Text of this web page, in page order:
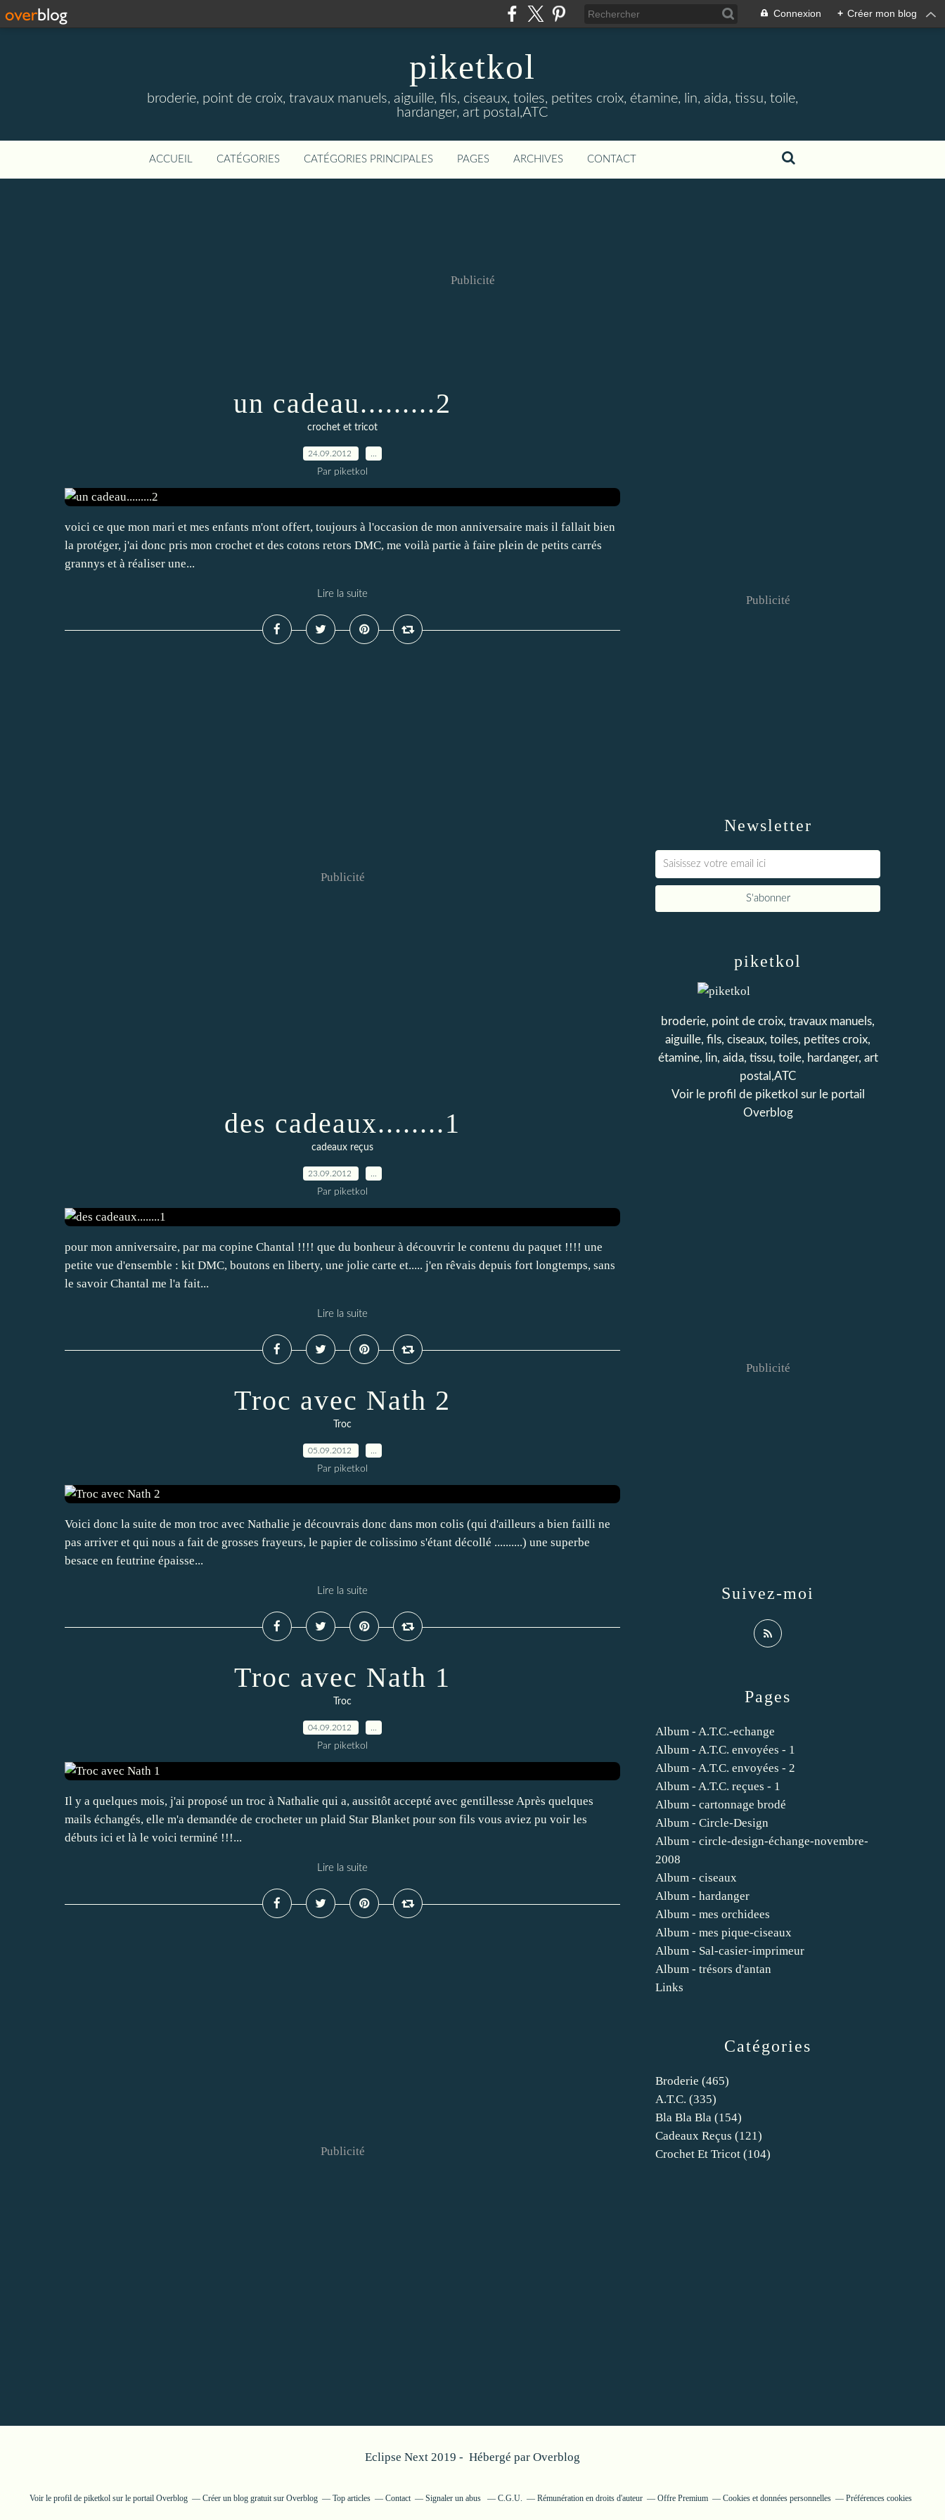
Connexion + Créer mon blog
piketkol
broderie, point de croix, travaux manuels, aiguille, fils, ciseaux, toiles, petites croix, étamine, lin, aida, tissu, toile,
hardanger, art postal,ATC
ACCUEIL CATÉGORIES CATÉGORIES PRINCIPALES PAGES ARCHIVES CONTACT
Publicité
un cadeau.........2
crochet et tricot
24.09.2012
Par piketkol
voici ce que mon mari et mes enfants m'ont offert, toujours à l'occasion de mon anniversaire mais il fallait bien
la protéger, j'ai donc pris mon crochet et des cotons retors DMC, me voilà partie à faire plein de petits carrés
grannys et à réaliser une...
Lire la suite
Publicité
des cadeaux........1
cadeaux reçus
23.09.2012
Par piketkol
pour mon anniversaire, par ma copine Chantal !!!! que du bonheur à découvrir le contenu du paquet !!!! une
petite vue d'ensemble : kit DMC, boutons en liberty, une jolie carte et..... j'en rêvais depuis fort longtemps, sans
le savoir Chantal me l'a fait...
Lire la suite
Troc avec Nath 2
Troc
05.09.2012
Par piketkol
Voici donc la suite de mon troc avec Nathalie je découvrais donc dans mon colis (qui d'ailleurs a bien failli ne
pas arriver et qui nous a fait de grosses frayeurs, le papier de colissimo s'étant décollé ..........) une superbe
besace en feutrine épaisse...
Lire la suite
Troc avec Nath 1
Troc
04.09.2012
Par piketkol
Il y a quelques mois, j'ai proposé un troc à Nathalie qui a, aussitôt accepté avec gentillesse Après quelques
mails échangés, elle m'a demandée de crocheter un plaid Star Blanket pour son fils vous aviez pu voir les
débuts ici et là le voici terminé !!!...
Lire la suite
Publicité
Newsletter
Publicité
Catégories
Broderie (465)
A.t.c. (335)
Bla Bla Bla (154)
Cadeaux Reçus (121)
Crochet Et Tricot (104)
Pages
Album - A.T.C.-echange
Album - A.T.C. envoyées - 1
Album - A.T.C. envoyées - 2
Album - A.T.C. reçues - 1
Album - cartonnage brodé
Album - Circle-Design
Album - circle-design-échange-novembre-
2008
Album - ciseaux
Album - hardanger
Album - mes orchidees
Album - mes pique-ciseaux
Album - Sal-casier-imprimeur
Album - trésors d'antan
Links
piketkol
broderie, point de croix, travaux manuels,
aiguille, fils, ciseaux, toiles, petites croix,
étamine, lin, aida, tissu, toile, hardanger, art
postal,ATC
Voir le profil de piketkol sur le portail
Overblog
Suivez-moi
Publicité
Eclipse Next 2019 - Hébergé par Overblog
Voir le profil de piketkolsur le portail Overblog Créer un blog gratuit sur Overblog Top articles Contact Signaler un abus C.G.U. Rémunération en droits d'auteur Offre Premium Cookies et données personnelles Préférences cookies